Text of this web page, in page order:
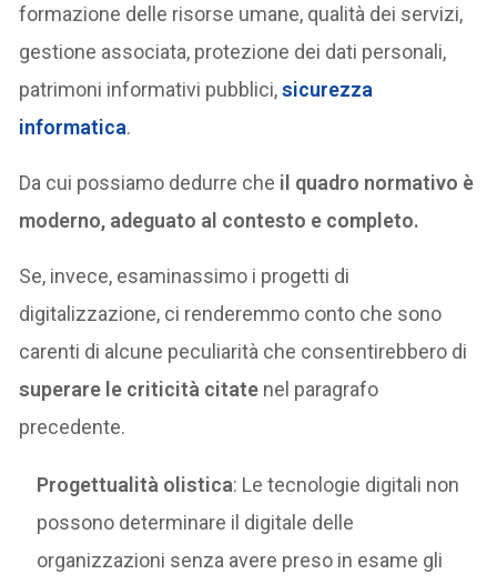
formazione delle risorse umane, qualità dei servizi,
gestione associata, protezione dei dati personali,
patrimoni informativi pubblici,sicurezza
informatica.
Da cui possiamo dedurre che il quadro normativo è
moderno, adeguato al contesto e completo.
Se, invece, esaminassimo i progetti di
digitalizzazione, ci renderemmo conto che sono
carenti di alcune peculiarità che consentirebbero di
superare le criticità citate nel paragrafo
precedente.
Progettualità olistica: Le tecnologie digitali non
possono determinare il digitale delle
organizzazioni senza avere preso in esame gli